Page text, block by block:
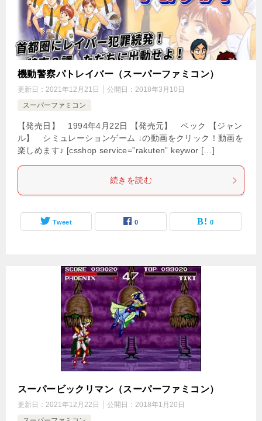
機動警察パトレイバー（スーパーファミコン）
更新日： 2021年12月21日 公開日： 2018年3月10日
スーパーファミコン
【発売日】 1994年4月22日 【発売元】 ベック 【ジャン
ル】 シミュレーションゲーム ↓の動画をクリック！動画を
楽しめます♪ [csshop service=”rakuten” keywor […]
続きを読む
Tweet 0 0
スーパービックリマン（スーパーファミコン）
更新日： 2021年12月22日 公開日： 2018年1月20日